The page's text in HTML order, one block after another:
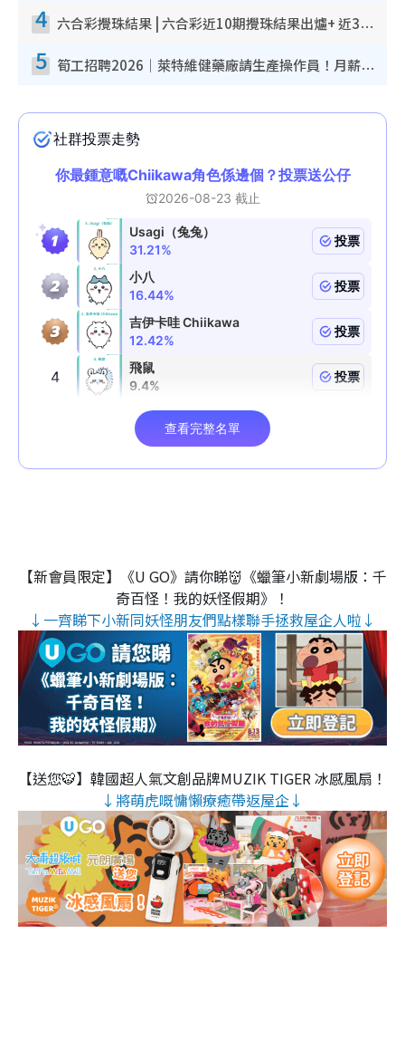
4 六合彩攪珠結果 | 六合彩近10期攪珠結果出爐+ 近30期最旺熱門中獎號碼
5 筍工招聘2026｜萊特維健藥廠請生產操作員！月薪高達$1.7萬 冷氣廠房/五天工作/保證雙糧
【新會員限定】《U GO》請你睇👹《蠟筆小新劇場版：千
奇百怪！我的妖怪假期》！
↓一齊睇下小新同妖怪朋友們點樣聯手拯救屋企人啦↓
【送您🐯】韓國超人氣文創品牌MUZIK TIGER 冰感風扇！
↓將萌虎嘅慵懶療癒帶返屋企↓